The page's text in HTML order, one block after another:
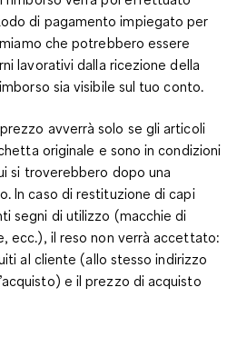
di pagamento impiegato per
che potrebbero essere
lavorativi dalla ricezione della
sia visibile sul tuo conto.
avverrà solo se gli articoli
originale e sono in condizioni
si troverebbero dopo una
In caso di restituzione di capi
segni di utilizzo (macchie di
ecc.), il reso non verrà accettato:
al cliente (allo stesso indirizzo
e il prezzo di acquisto